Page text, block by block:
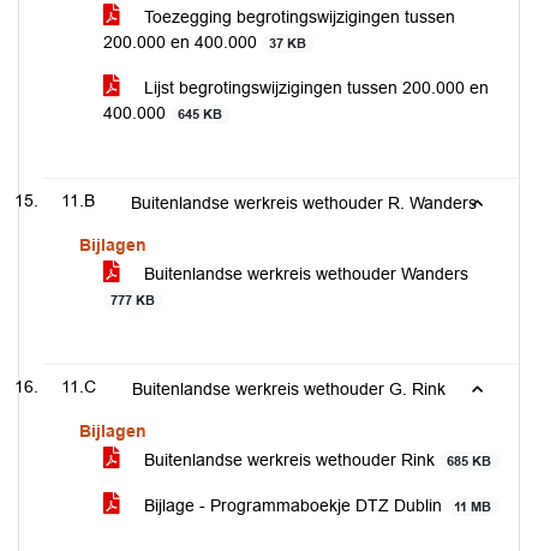
Toezegging begrotingswijzigingen tussen
200.000 en 400.000
37 KB
Lijst begrotingswijzigingen tussen 200.000 en
400.000
645 KB
11.B Buitenlandse werkreis wethouder R. Wanders
Bijlagen
Buitenlandse werkreis wethouder Wanders
777 KB
11.C Buitenlandse werkreis wethouder G. Rink
Bijlagen
Buitenlandse werkreis wethouder Rink
685 KB
Bijlage - Programmaboekje DTZ Dublin 11 MB